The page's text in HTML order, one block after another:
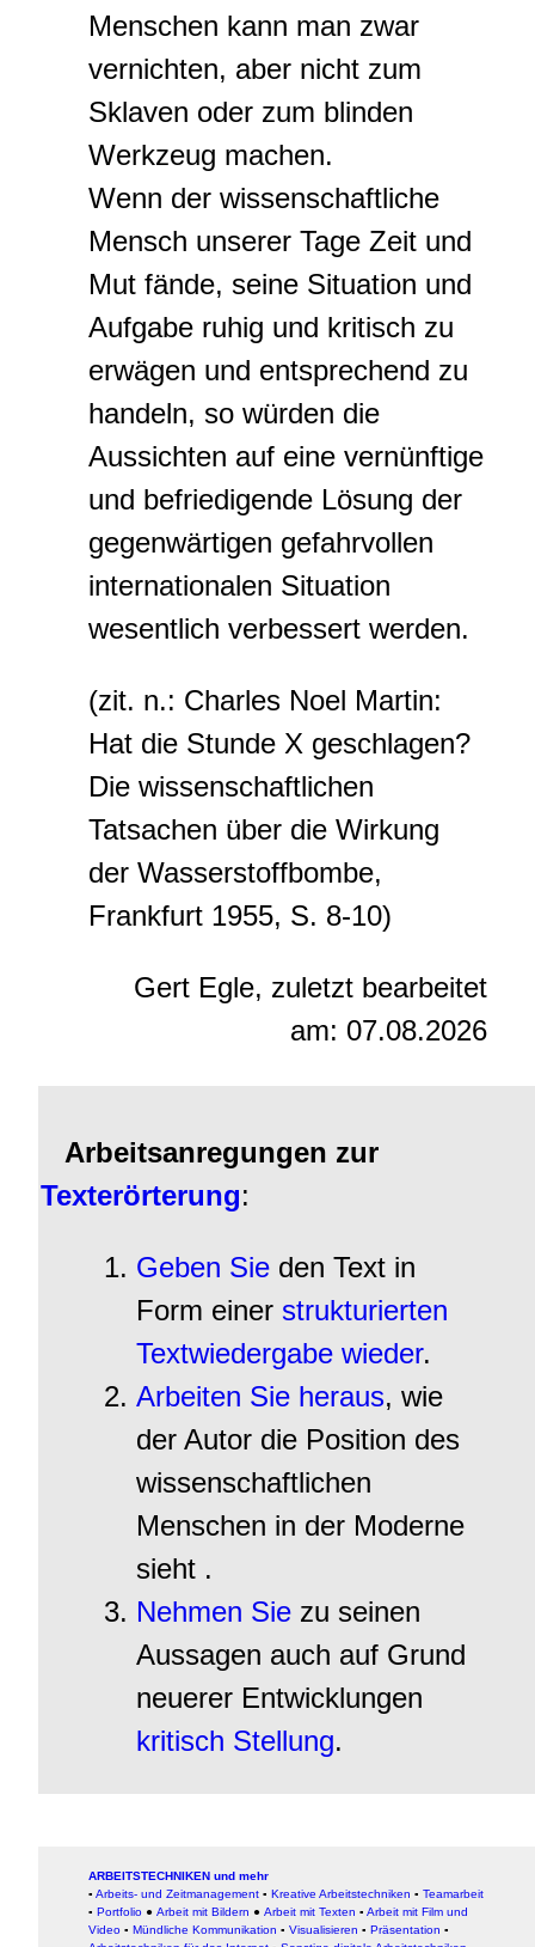
Menschen kann man zwar
vernichten, aber nicht zum
Sklaven oder zum blinden
Werkzeug machen.
Wenn der wissenschaftliche
Mensch unserer Tage Zeit und
Mut fände, seine Situation und
Aufgabe ruhig und kritisch zu
erwägen und entsprechend zu
handeln, so würden die
Aussichten auf eine vernünftige
und befriedigende Lösung der
gegenwärtigen gefahrvollen
internationalen Situation
wesentlich verbessert werden.
(zit. n.: Charles Noel Martin:
Hat die Stunde X geschlagen?
Die wissenschaftlichen
Tatsachen über die Wirkung
der Wasserstoffbombe,
Frankfurt 1955, S. 8-10)
Gert Egle, zuletzt bearbeitet
am: 07.08.2026
Arbeitsanregungen zur
Texterörterung:
Geben Sie den Text in
Form einer strukturierten
Textwiedergabe wieder.
Arbeiten Sie heraus, wie
der Autor die Position des
wissenschaftlichen
Menschen in der Moderne
sieht .
Nehmen Sie zu seinen
Aussagen auch auf Grund
neuerer Entwicklungen
kritisch Stellung.
ARBEITSTECHNIKEN und mehr
▪ Arbeits- und Zeitmanagement ▪ Kreative Arbeitstechniken ▪ Teamarbeit
▪ Portfolio ● Arbeit mit Bildern ● Arbeit mit Texten ▪ Arbeit mit Film und
Video ▪ Mündliche Kommunikation ▪ Visualisieren ▪ Präsentation ▪